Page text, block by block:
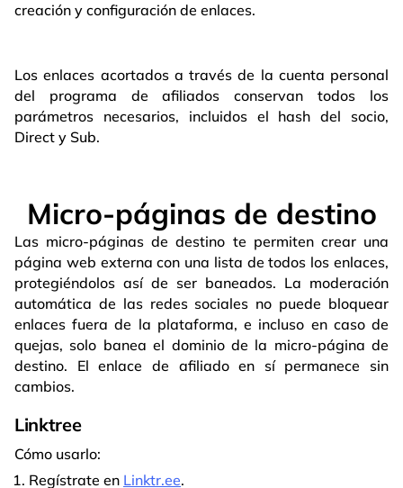
creación y configuración de enlaces.
Los enlaces acortados a través de la cuenta personal
del programa de afiliados conservan todos los
parámetros necesarios, incluidos el hash del socio,
Direct y Sub.
Micro-páginas de destino
Las micro-páginas de destino te permiten crear una
página web externa con una lista de todos los enlaces,
protegiéndolos así de ser baneados. La moderación
automática de las redes sociales no puede bloquear
enlaces fuera de la plataforma, e incluso en caso de
quejas, solo banea el dominio de la micro-página de
destino. El enlace de afiliado en sí permanece sin
cambios.
Linktree
Cómo usarlo:
Regístrate en Linktr.ee.